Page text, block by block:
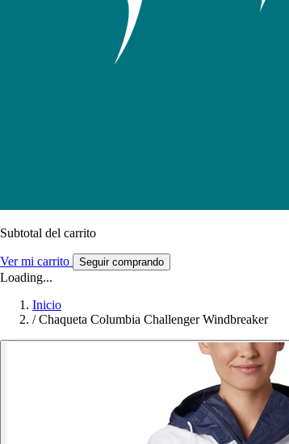
Subtotal del carrito
Ver mi carrito Seguir comprando
Loading...
Inicio
/ Chaqueta Columbia Challenger Windbreaker